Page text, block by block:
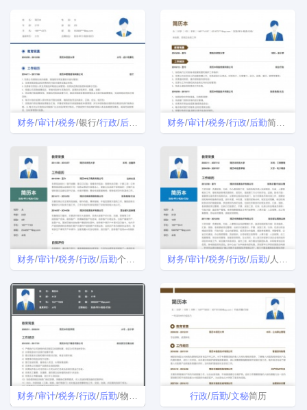
财务/审计/税务/银行/行政/后勤 简历模板
财务/审计/税务/行政/后勤简历模板
财务/审计/税务/行政/后勤个人简历模板 财务/审计/税务/行政/后勤/人力资源简历模板
财务/审计/税务/行政/后勤/物流/仓储简历模板 行政/后勤/文秘简历